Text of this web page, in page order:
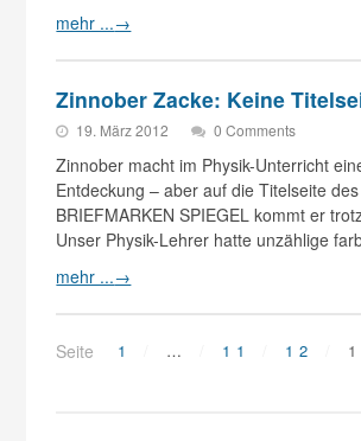
mehr ...→
Zinnober Zacke: Keine
19. März 2012 0 Comments
Zinnober macht im Physik-Unterricht
Entdeckung – aber auf die Titelseite des
BRIEFMARKEN SPIEGEL kommt er
Unser Physik-Lehrer hatte unzählige
mehr ...→
Seite 1 … 11 12